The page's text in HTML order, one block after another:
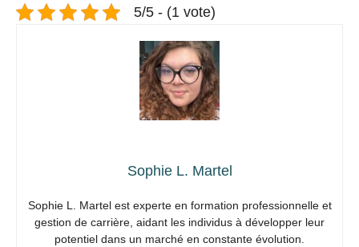
5/5 - (1 vote)
Sophie L. Martel
Sophie L. Martel est experte en formation professionnelle et
gestion de carrière, aidant les individus à développer leur
potentiel dans un marché en constante évolution.